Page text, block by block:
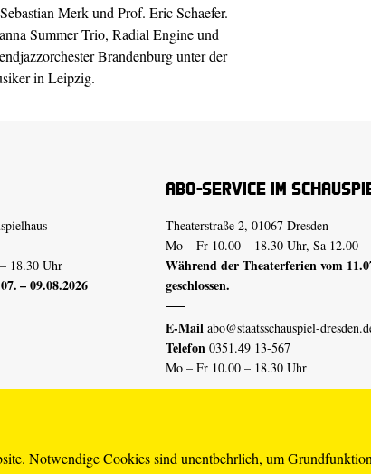
Notwendige Cookies sind unentbehrlich, um
Merk und Prof. Eric Schaefer.
Summer Trio, Radial Engine und
Brandenburg unter der
in Leipzig.
18.30 Uhr
– 09.08.2026
Abo-Service im
Theaterstraße 2, 01067 Dresden
Mo – Fr 10.00 – 18.30 Uhr, Sa 12.00
Während der Theaterferien vom
geschlossen.
E-Mail abo@staatsschauspiel-
Telefon 0351.49 13-567
Mo – Fr 10.00 – 18.30 Uhr
Erklärung Barrierefreiheit